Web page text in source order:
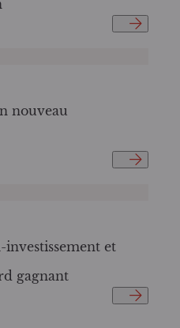
nouveau
et
gagnant